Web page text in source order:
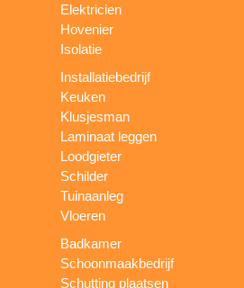
Elektricien
Hovenier
Isolatie
Installatiebedrijf
Keuken
Klusjesman
Laminaat leggen
Loodgieter
Schilder
Tuinaanleg
Vloeren
Badkamer
Schoonmaakbedrijf
Schutting plaatsen